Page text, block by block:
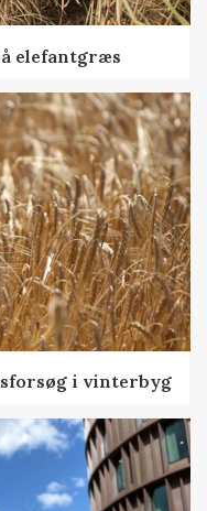
elefantgræs
i vinterbyg